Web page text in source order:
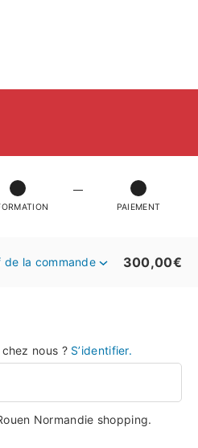
PAIEMENT
nous ? S’identifier.
Normandie shopping.
de la commande 300,00€